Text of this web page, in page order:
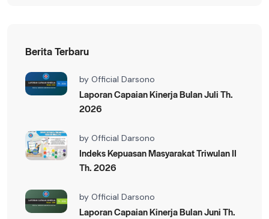
Berita Terbaru
by Official Darsono
Laporan Capaian Kinerja Bulan Juli Th.
2026
by Official Darsono
Indeks Kepuasan Masyarakat Triwulan II
Th. 2026
by Official Darsono
Laporan Capaian Kinerja Bulan Juni Th.